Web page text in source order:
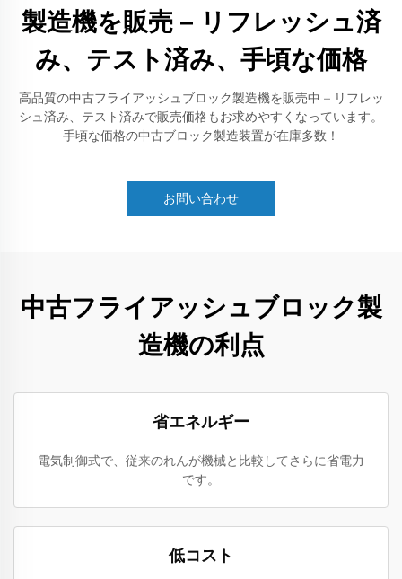
製造機を販売 – リフレッシュ済
み、テスト済み、手頃な価格
高品質の中古フライアッシュブロック製造機を販売中 – リフレッ
シュ済み、テスト済みで販売価格もお求めやすくなっています。
手頃な価格の中古ブロック製造装置が在庫多数！
お問い合わせ
中古フライアッシュブロック製
造機の利点
省エネルギー
電気制御式で、従来のれんが機械と比較してさらに省電力
です。
低コスト